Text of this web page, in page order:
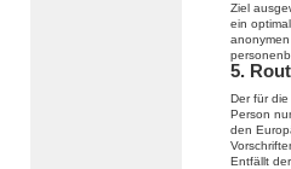
Ziel
ein
5.
Der für
Person
den
Entfällt